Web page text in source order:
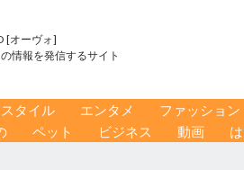
[オーヴォ]
情報を発信するサイト
タイル エンタメ ファッション
ペット ビジネス 動画